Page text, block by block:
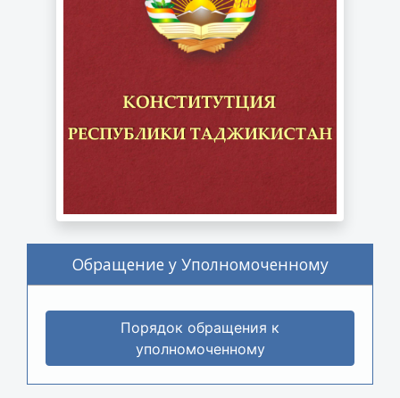
Обращение у Уполномоченному
Порядок обращения к
уполномоченному